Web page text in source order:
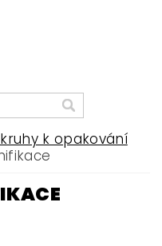
k opakování